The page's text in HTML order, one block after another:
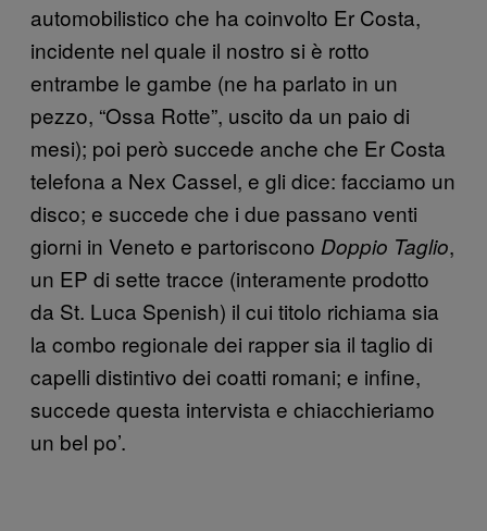
automobilistico che ha coinvolto Er Costa,
incidente nel quale il nostro si è rotto
entrambe le gambe (ne ha parlato in un
pezzo, “Ossa Rotte”, uscito da un paio di
mesi); poi però succede anche che Er Costa
telefona a Nex Cassel, e gli dice: facciamo un
disco; e succede che i due passano venti
giorni in Veneto e partoriscono Doppio Taglio,
un EP di sette tracce (interamente prodotto
da St. Luca Spenish) il cui titolo richiama sia
la combo regionale dei rapper sia il taglio di
capelli distintivo dei coatti romani; e infine,
succede questa intervista e chiacchieriamo
un bel po’.